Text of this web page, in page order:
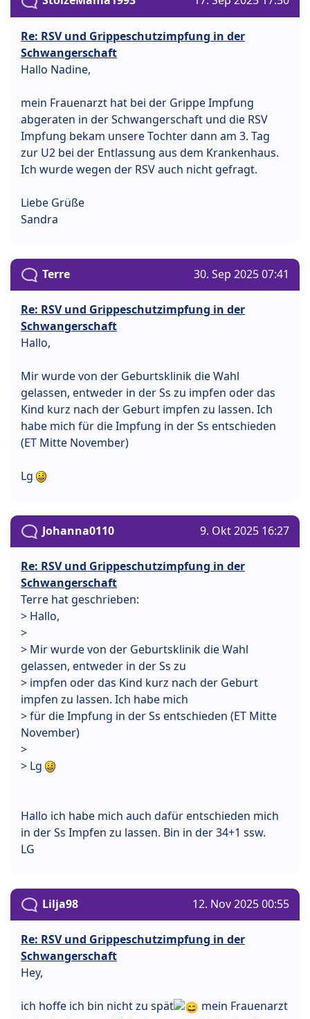
Re: RSV und Grippeschutzimpfung in der
Schwangerschaft
Hallo Nadine,
mein Frauenarzt hat bei der Grippe Impfung
abgeraten in der Schwangerschaft und die RSV
Impfung bekam unsere Tochter dann am 3. Tag
zur U2 bei der Entlassung aus dem Krankenhaus.
Ich wurde wegen der RSV auch nicht gefragt.
Liebe Grüße
Sandra
Terre 30. Sep 2025 07:41
Re: RSV und Grippeschutzimpfung in der
Schwangerschaft
Hallo,
Mir wurde von der Geburtsklinik die Wahl
gelassen, entweder in der Ss zu impfen oder das
Kind kurz nach der Geburt impfen zu lassen. Ich
habe mich für die Impfung in der Ss entschieden
(ET Mitte November)
Lg
Johanna0110 9. Okt 2025 16:27
Re: RSV und Grippeschutzimpfung in der
Schwangerschaft
Terre hat geschrieben:
> Hallo,
>
> Mir wurde von der Geburtsklinik die Wahl
gelassen, entweder in der Ss zu
> impfen oder das Kind kurz nach der Geburt
impfen zu lassen. Ich habe mich
> für die Impfung in der Ss entschieden (ET Mitte
November)
>
> Lg
Hallo ich habe mich auch dafür entschieden mich
in der Ss Impfen zu lassen. Bin in der 34+1 ssw.
LG
Lilja98 12. Nov 2025 00:55
Re: RSV und Grippeschutzimpfung in der
Schwangerschaft
Hey,
ich hoffe ich bin nicht zu spät
mein Frauenarzt